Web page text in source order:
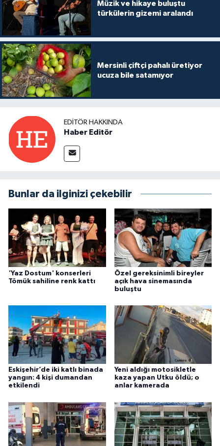
Müzik ve hikaye buluştu
türkülerin gizemi aralandı
Mersinli çiftçi pahalı üretiyor
ucuza bile satamıyor
EDITÖR HAKKINDA
Haber Editör
Bunlar da ilginizi çekebilir
'Yaz Dostum' konserleri
Tömük sahiline renk kattı
Özel gereksinimli bireyler
açık hava sinemasında
buluştu
Eskişehir’de iki katlı binada
yangın: 4 kişi dumandan
etkilendi
Yeni aldığı motosikletle
kaza yapan Utku öldü; o
anlar kamerada